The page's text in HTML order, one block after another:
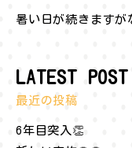
暑い日が続きます
LATEST POST
最近の投稿
6年目突入👏